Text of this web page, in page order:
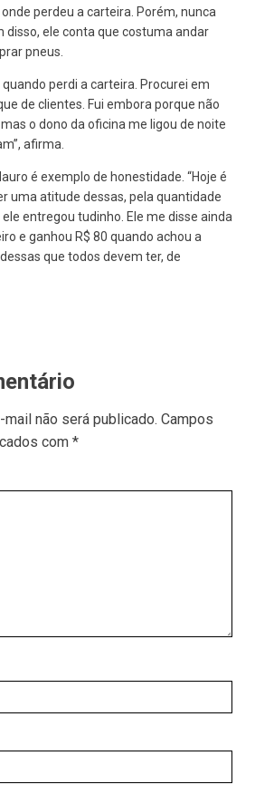
perdeu a carteira. Porém, nunca
disso, ele conta que costuma andar
pneus.
perdi a carteira. Procurei em
de clientes. Fui embora porque não
o dono da oficina me ligou de noite
afirma.
é exemplo de honestidade. “Hoje é
uma atitude dessas, pela quantidade
entregou tudinho. Ele me disse ainda
e ganhou R$ 80 quando achou a
que todos devem ter, de
não será publicado. Campos
com *